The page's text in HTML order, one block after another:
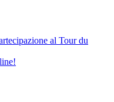
al Tour du